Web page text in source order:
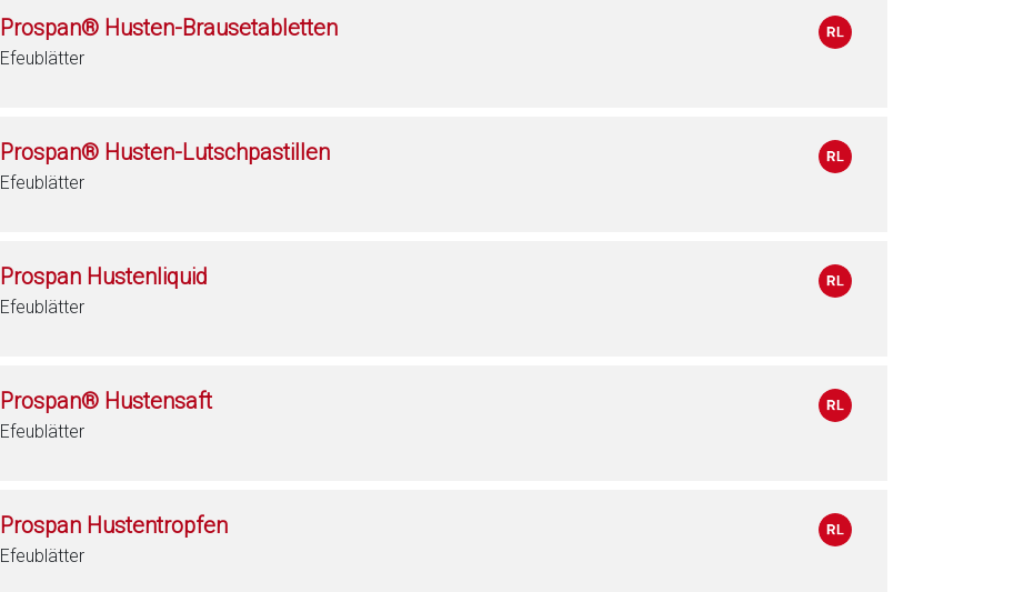
Prospan® Husten-Brausetabletten
Efeublätter
Prospan® Husten-Lutschpastillen
Efeublätter
Prospan Hustenliquid
Efeublätter
Prospan® Hustensaft
Efeublätter
Prospan Hustentropfen
Efeublätter